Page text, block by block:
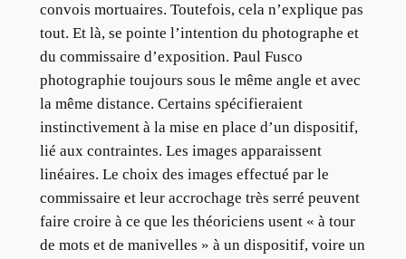
convois mortuaires. Toutefois, cela n’explique pas
tout. Et là, se pointe l’intention du photographe et
du commissaire d’exposition. Paul Fusco
photographie toujours sous le même angle et avec
la même distance. Certains spécifieraient
instinctivement à la mise en place d’un dispositif,
lié aux contraintes. Les images apparaissent
linéaires. Le choix des images effectué par le
commissaire et leur accrochage très serré peuvent
faire croire à ce que les théoriciens usent « à tour
de mots et de manivelles » à un dispositif, voire un